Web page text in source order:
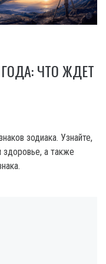
ЧТО ЖДЕТ
зодиака. Узнайте,
а также